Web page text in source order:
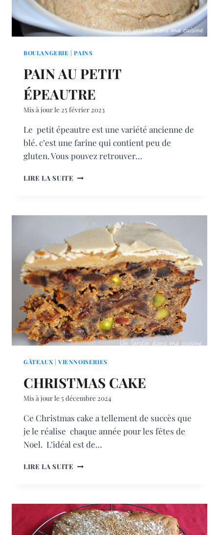
BOULANGERIE |PAINS
PAIN AU PETIT
ÉPEAUTRE
Mis à jour le 25 février 2023
Le petit épeautre est une variété ancienne de
blé. c’est une farine qui contient peu de
gluten. Vous pouvez retrouver…
LIRE LA SUITE PAIN
GÂTEAUX | VIENNOISERIES
CHRISTMAS CAKE
Mis à jour le5 décembre 2024
Ce Christmas cake a tellement de succès que
je le réalise chaque année pour les fêtes de
Noel. L’idéal est de…
LIRE LA SUITE CHRISTMAS